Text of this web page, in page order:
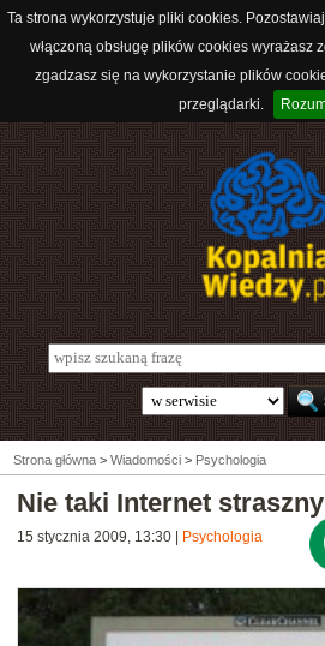
Ta strona wykorzystuje pliki cookies.
włączoną obsługę plików cookies wyrażasz
zgadzasz się na wykorzystanie plików
przeglądarki.
Strona główna > Wiadomości > Psychologia
Nie taki Internet straszny
15 stycznia 2009, 13:30 Psychologia